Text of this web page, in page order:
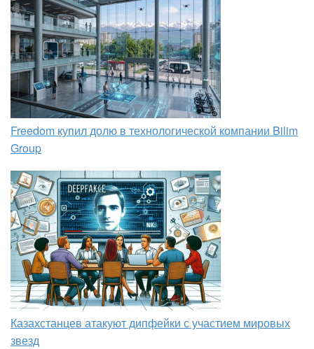
Freedom купил долю в технологической компании Bilim
Group
Казахстанцев атакуют дипфейки с участием мировых
звезд